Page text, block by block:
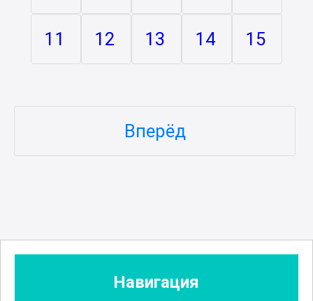
11 12 13 14 15
Вперёд
Навигация